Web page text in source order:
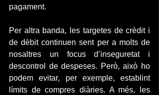
pagament.
Per altra banda, les targetes de crèdit i
de dèbit continuen sent per a molts de
nosaltres un focus d’inseguretat i
descontrol de despeses. Però, això ho
podem evitar, per exemple, establint
límits de compres diàries. A més, les